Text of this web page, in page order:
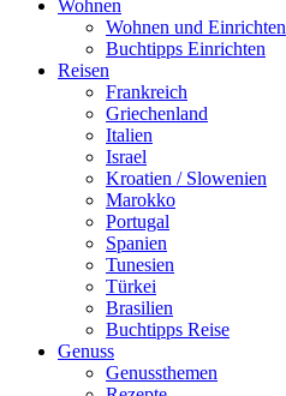
Wohnen
Wohnen und Einrichten
Buchtipps Einrichten
Reisen
Frankreich
Griechenland
Italien
Israel
Kroatien / Slowenien
Marokko
Portugal
Spanien
Tunesien
Türkei
Brasilien
Buchtipps Reise
Genuss
Genussthemen